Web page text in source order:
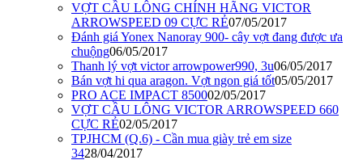
VỢT CẦU LÔNG CHÍNH HÃNG VICTOR
ARROWSPEED 09 CỰC RẺ07/05/2017
Đánh giá Yonex Nanoray 900- cây vợt đang được ưa
chuộng06/05/2017
Thanh lý vợt victor arrowpower990, 3u06/05/2017
Bán vợt hi qua aragon. Vợt ngon giá tốt05/05/2017
PRO ACE IMPACT 850002/05/2017
VỢT CẦU LÔNG VICTOR ARROWSPEED 660
CỰC RẺ02/05/2017
TPJHCM (Q.6) - Cần mua giày trẻ em size
3428/04/2017